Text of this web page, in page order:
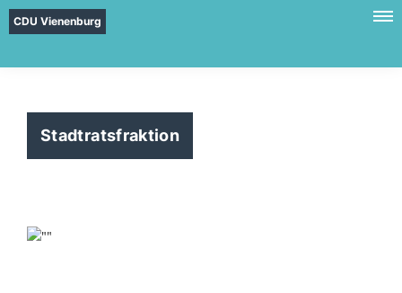
CDU Vienenburg
Stadtratsfraktion